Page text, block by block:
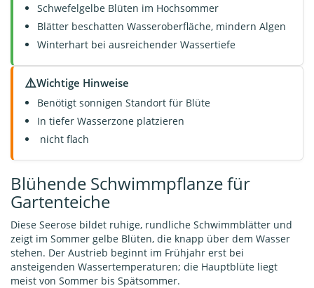
Schwefelgelbe Blüten im Hochsommer
Blätter beschatten Wasseroberfläche, mindern Algen
Winterhart bei ausreichender Wassertiefe
⚠️Wichtige Hinweise
Benötigt sonnigen Standort für Blüte
In tiefer Wasserzone platzieren
nicht flach
Blühende Schwimmpflanze für
Gartenteiche
Diese Seerose bildet ruhige, rundliche Schwimmblätter und
zeigt im Sommer gelbe Blüten, die knapp über dem Wasser
stehen. Der Austrieb beginnt im Frühjahr erst bei
ansteigenden Wassertemperaturen; die Hauptblüte liegt
meist von Sommer bis Spätsommer.